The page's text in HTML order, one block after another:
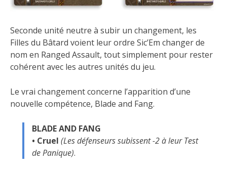
Seconde unité neutre à subir un changement, les
Filles du Bâtard voient leur ordre Sic’Em changer de
nom en Ranged Assault, tout simplement pour rester
cohérent avec les autres unités du jeu.
Le vrai changement concerne l’apparition d’une
nouvelle compétence, Blade and Fang.
BLADE AND FANG
• Cruel (Les défenseurs subissent -2 à leur Test
de Panique).